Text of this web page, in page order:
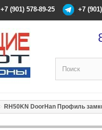
+7 (901) 578-89-25 +7
RH50KN DoorHan Профиль